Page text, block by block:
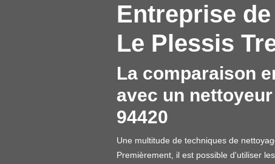
Entreprise
Le Plessis
La comparaison
avec un
94420
Une multitude de techniques de
Premièrement, il est possible d'utiliser